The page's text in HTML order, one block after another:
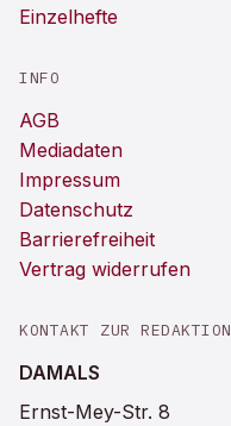
Einzelhefte
INFO
AGB
Mediadaten
Impressum
Datenschutz
Barrierefreiheit
Vertrag widerrufen
KONTAKT ZUR REDAKTION
DAMALS
Ernst-Mey-Str. 8